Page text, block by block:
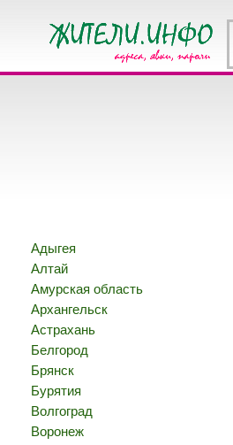
Адыгея
Алтай
Амурская область
Архангельск
Астрахань
Белгород
Брянск
Бурятия
Волгоград
Воронеж